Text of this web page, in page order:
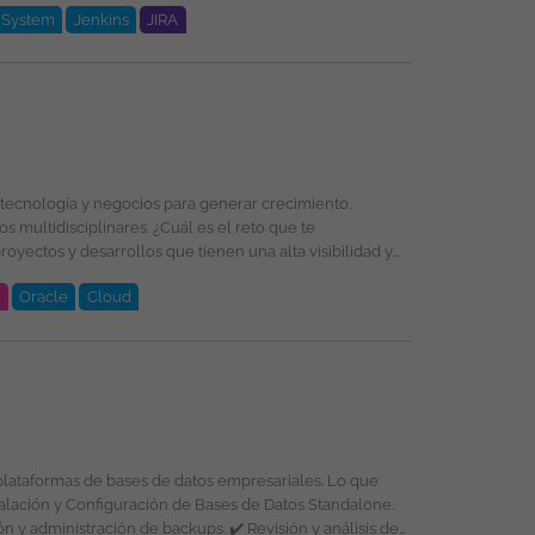
Jenkins
JIRA
religión, etnia, estado civil o cualquier otra
Oracle
Cloud
de bases de datos empresariales. Lo que